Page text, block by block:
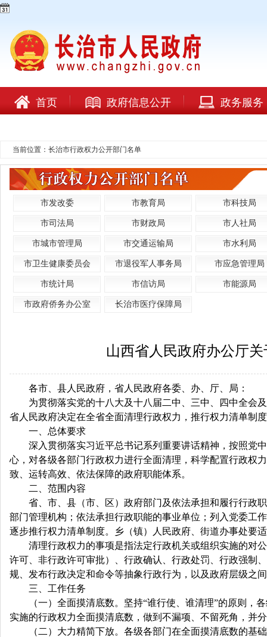
首页 政府信息公开 政务服务
当前位置：长治市行政权力公开部门名单
市发改委 市教育局 市科技局
市司法局 市财政局 市人社局
市城市管理局 市交通运输局 市水利局
市卫生健康委员会 市退役军人事务局 市应急管理局
市统计局 市信访局 市能源局
市政府侨务办公室 长治市医疗保障局
山西省人民政府办公厅
各市、县人民政府，省人民政府各委、办、厅、局：
为贯彻落实党的十八大及十八届二中、三中、四中全会及
省人民政府决定在全省全面清理行政权力，推行权力清单制
一、总体要求
深入贯彻落实习近平总书记系列重要讲话精神，按照党中
心，对各级各部门行政权力进行全面清理，科学配置行政权
致、运转高效、依法保障的政府职能体系。
二、范围内容
省、市、县（市、区）政府部门及依法承担和履行行政职
部门管理机构；依法承担行政职能的事业单位；列入党委工
逐步推行权力清单制度。乡（镇）人民政府、街道办事处要
清理行政权力的事项是指法定行政机关或组织实施的对公
许可、非行政许可审批）、行政确认、行政处罚、行政强制
规、发布行政决定和命令等抽象行政行为，以及政府层级之
三、工作任务
（一）全面摸清底数。坚持“谁行使、谁清理”的原则，各
实施的行政权力全面摸清底数，做到不漏项、不留死角，并
（二）大力精简下放。各级各部门在全面摸清底数的基础